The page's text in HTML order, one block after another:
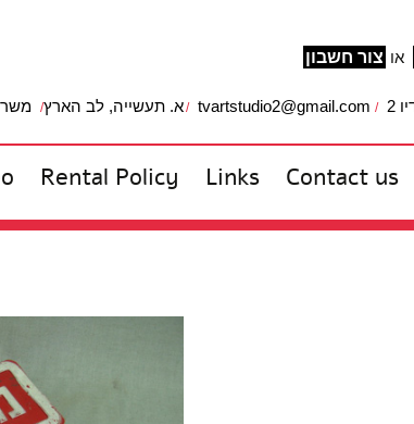
או צור חשבון
א. תעשייה, לב הארץ משרד: 03- tvartstudio2@gmail.com
Rental Policy Links Contact us